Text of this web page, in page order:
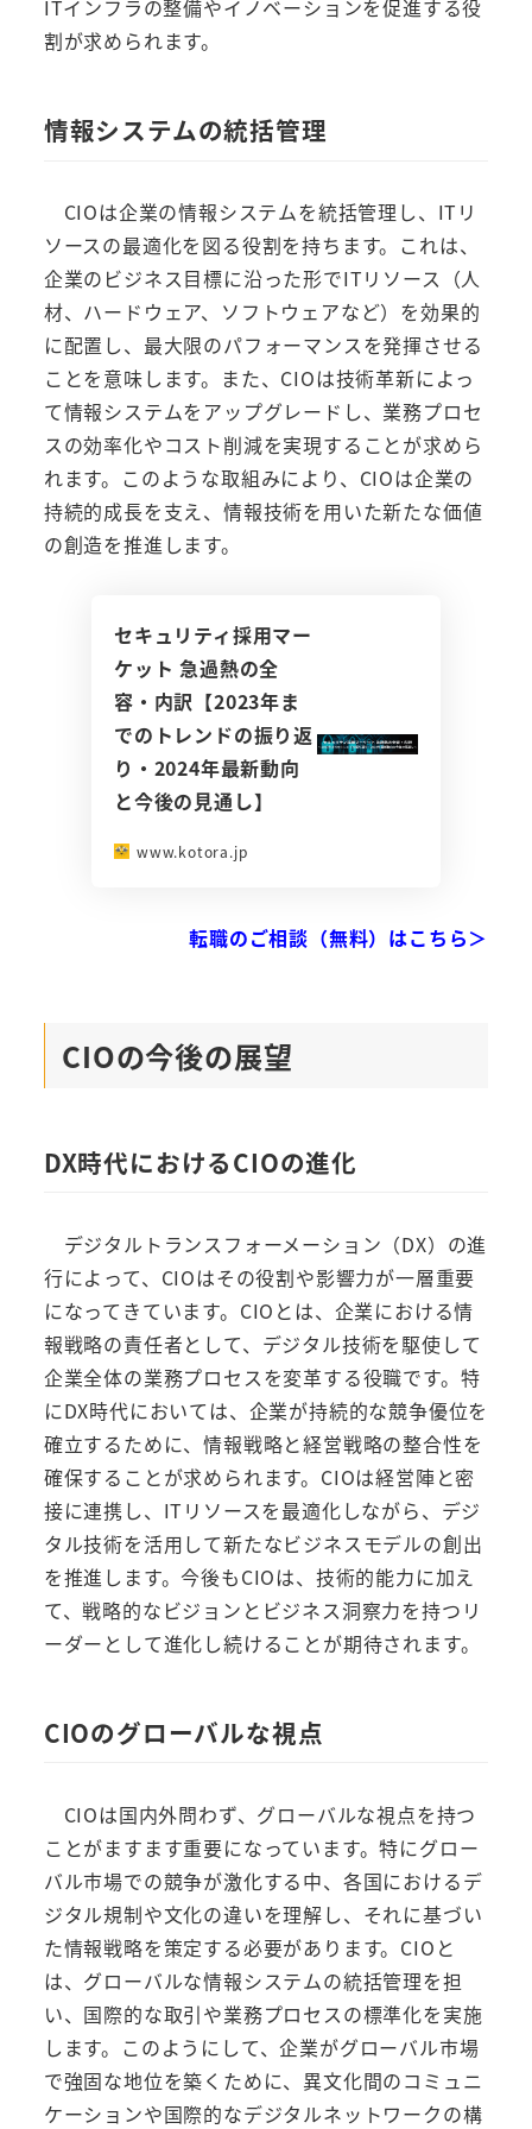
ITインフラの整備やイノベーションを促進する役
割が求められます。
情報システムの統括管理
CIOは企業の情報システムを統括管理し、ITリ
ソースの最適化を図る役割を持ちます。これは、
企業のビジネス目標に沿った形でITリソース（人
材、ハードウェア、ソフトウェアなど）を効果的
に配置し、最大限のパフォーマンスを発揮させる
ことを意味します。また、CIOは技術革新によっ
て情報システムをアップグレードし、業務プロセ
スの効率化やコスト削減を実現することが求めら
れます。このような取組みにより、CIOは企業の
持続的成長を支え、情報技術を用いた新たな価値
の創造を推進します。
セキュリティ採用マー
ケット 急過熱の全
容・内訳【2023年ま
でのトレンドの振り返
り・2024年最新動向
と今後の見通し】
www.kotora.jp
転職のご相談（無料）はこちら＞
CIOの今後の展望
DX時代におけるCIOの進化
デジタルトランスフォーメーション（DX）の進
行によって、CIOはその役割や影響力が一層重要
になってきています。CIOとは、企業における情
報戦略の責任者として、デジタル技術を駆使して
企業全体の業務プロセスを変革する役職です。特
にDX時代においては、企業が持続的な競争優位を
確立するために、情報戦略と経営戦略の整合性を
確保することが求められます。CIOは経営陣と密
接に連携し、ITリソースを最適化しながら、デジ
タル技術を活用して新たなビジネスモデルの創出
を推進します。今後もCIOは、技術的能力に加え
て、戦略的なビジョンとビジネス洞察力を持つリ
ーダーとして進化し続けることが期待されます。
CIOのグローバルな視点
CIOは国内外問わず、グローバルな視点を持つ
ことがますます重要になっています。特にグロー
バル市場での競争が激化する中、各国におけるデ
ジタル規制や文化の違いを理解し、それに基づい
た情報戦略を策定する必要があります。CIOと
は、グローバルな情報システムの統括管理を担
い、国際的な取引や業務プロセスの標準化を実施
します。このようにして、企業がグローバル市場
で強固な地位を築くために、異文化間のコミュニ
ケーションや国際的なデジタルネットワークの構